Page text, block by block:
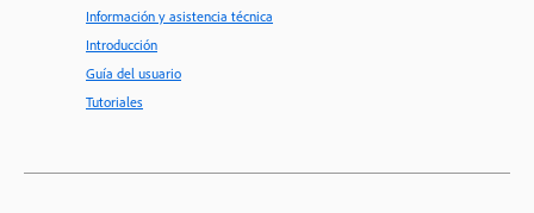
Información y asistencia técnica
Introducción
Guía del usuario
Tutoriales